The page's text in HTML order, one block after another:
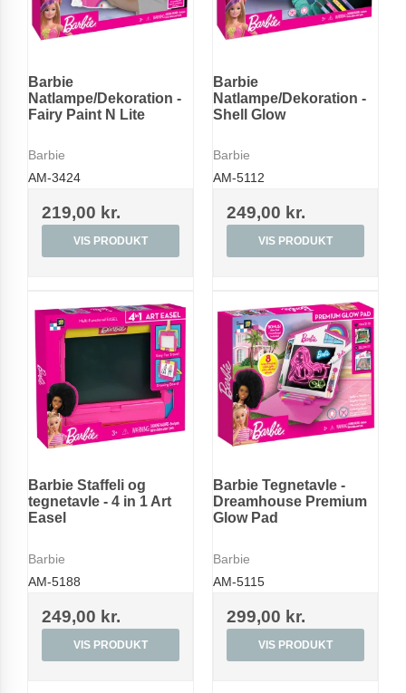
Barbie
Natlampe/Dekoration -
Fairy Paint N Lite
Barbie
AM-3424
219,00 kr.
VIS PRODUKT
Barbie
Natlampe/Dekoration -
Shell Glow
Barbie
AM-5112
249,00 kr.
VIS PRODUKT
Barbie Staffeli og
tegnetavle - 4 in 1 Art
Easel
Barbie
AM-5188
249,00 kr.
VIS PRODUKT
Barbie Tegnetavle -
Dreamhouse Premium
Glow Pad
Barbie
AM-5115
299,00 kr.
VIS PRODUKT